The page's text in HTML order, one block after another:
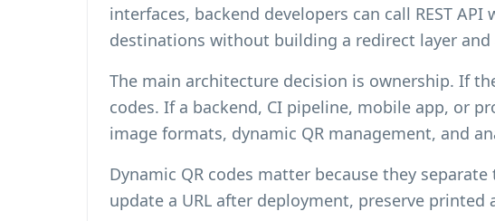
interfaces, backend developers can call REST
destinations without building a redirect layer
The main architecture decision is ownership. If
codes. If a backend, CI pipeline, mobile app, or
image formats, dynamic QR management, and
Dynamic QR codes matter because they
update a URL after deployment, preserve